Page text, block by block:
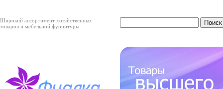
Широкий ассортимент хозяйственных
товаров и мебельной фурнитуры